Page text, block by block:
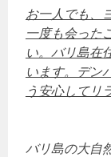
お一人でも、
一度も会った
い。バリ島在
います。デン
う安心してリ
バリ島の大自